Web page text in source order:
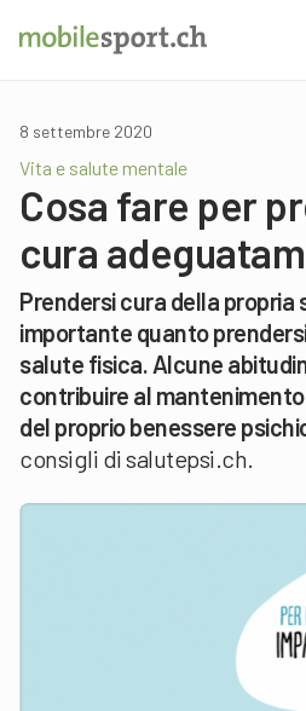
8 settembre 2020
Vita e salute mentale
Cosa fare per
cura
Prendersi cura della propria
importante quanto
salute fisica. Alcune
contribuire al
del proprio benessere
consigli di salutepsi.ch.